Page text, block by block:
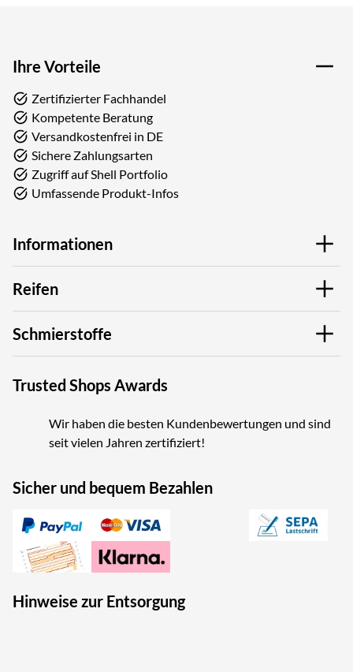
Ihre Vorteile
Zertifizierter Fachhandel
Kompetente Beratung
Versandkostenfrei in DE
Sichere Zahlungsarten
Zugriff auf Shell Portfolio
Umfassende Produkt-Infos
Informationen
Reifen
Schmierstoffe
Trusted Shops Awards
Wir haben die besten Kundenbewertungen und sind
seit vielen Jahren zertifiziert!
Sicher und bequem Bezahlen
Hinweise zur Entsorgung